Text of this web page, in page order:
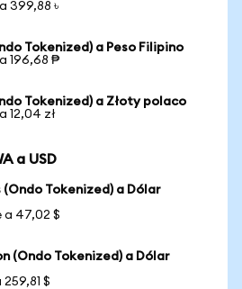
399,88 ৳
Tokenized) a Peso Filipino
196,68 ₱
Tokenized) a Złoty polaco
12,04 zł
a USD
(Ondo Tokenized) a Dólar
a 47,02 $
(Ondo Tokenized) a Dólar
$